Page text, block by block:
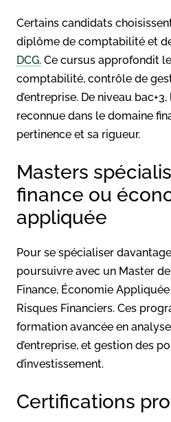
Certains candidats
diplôme de comptabilité et
DCG. Ce cursus approfondit
comptabilité, contrôle de
d’entreprise. De niveau
reconnue dans le domaine
pertinence et sa rigueur.
Masters
finance ou
appliquée
Pour se spécialiser
poursuivre avec un Master
Finance, Économie
Risques Financiers. Ces
formation avancée en
d’entreprise, et gestion des
d’investissement.
Certifications